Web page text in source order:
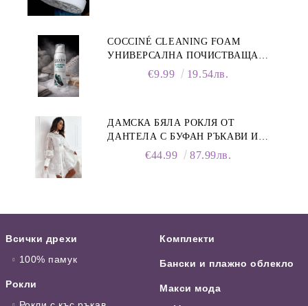
COCCINÉ CLEANING FOAM
УНИВЕРСАЛНА ПОЧИСТВАЩА
ПЯНА ЗА ОБУВКИ, 150 МЛ
€9.99 19.54лв.
ДАМСКА БЯЛА РОКЛЯ ОТ
ДАНТЕЛА С БУФАН РЪКАВИ И
€44.99 87.99лв.
Всички дрехи
100% памук
Рокли
Комплекти
Бански и плажно облекло
Макси мода